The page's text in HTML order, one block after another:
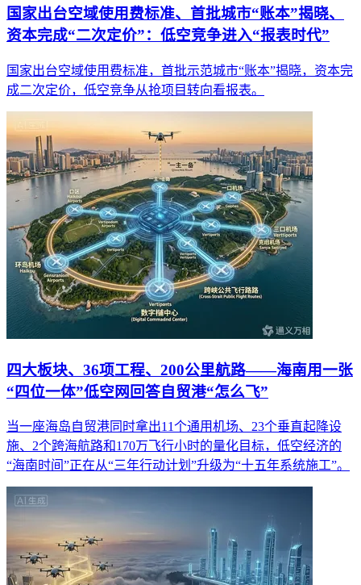
国家出台空域使用费标准、首批城市“账本”揭晓、
资本完成“二次定价”：低空竞争进入“报表时代”
国家出台空域使用费标准，首批示范城市“账本”揭晓，资本完
成二次定价，低空竞争从抢项目转向看报表。
四大板块、36项工程、200公里航路——海南用一张
“四位一体”低空网回答自贸港“怎么飞”
当一座海岛自贸港同时拿出11个通用机场、23个垂直起降设
施、2个跨海航路和170万飞行小时的量化目标，低空经济的
“海南时间”正在从“三年行动计划”升级为“十五年系统施工”。